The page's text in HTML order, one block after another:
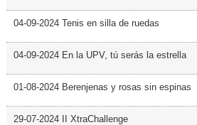
04-09-2024 Tenis en silla de ruedas
04-09-2024 En la UPV, tú serás la estrella
01-08-2024 Berenjenas y rosas sin espinas
29-07-2024 II XtraChallenge